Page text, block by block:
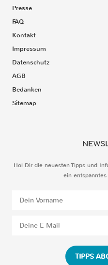
Presse
FAQ
Kontakt
Impressum
Datenschutz
AGB
Bedanken
Sitemap
Hol Dir die neuesten Tipps und
ein
TIPPS